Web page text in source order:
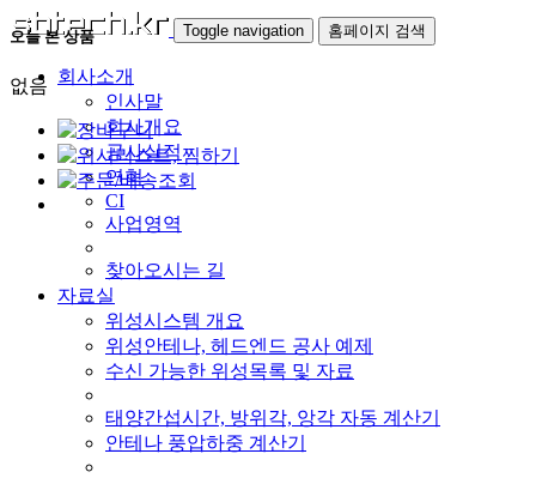
Toggle navigation 홈페이지 검색
회사소개
인사말
회사개요
공사실적
연혁
CI
사업영역
찾아오시는 길
자료실
위성시스템 개요
위성안테나, 헤드엔드 공사 예제
수신 가능한 위성목록 및 자료
태양간섭시간, 방위각, 앙각 자동 계산기
안테나 풍압하중 계산기
오늘 본 상품
없음